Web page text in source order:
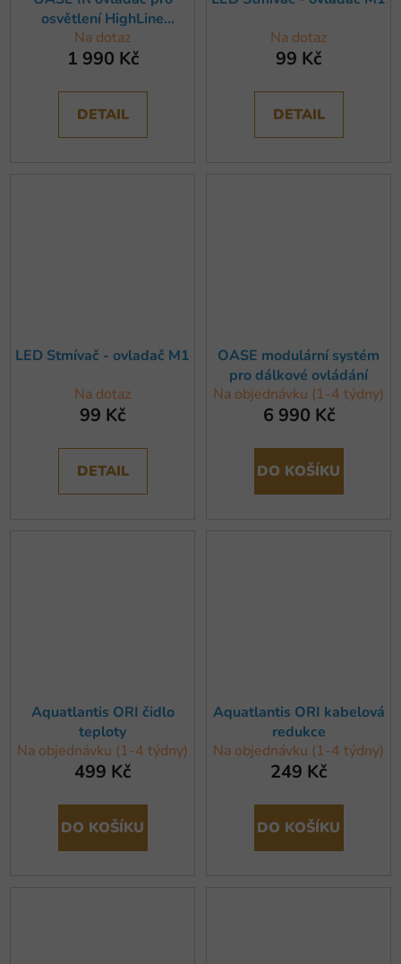
osvětlení HighLine
Premium (x)
Na dotaz
1 990 Kč
DETAIL
Na dotaz
99 Kč
DETAIL
LED Stmívač - ovladač M1
Na dotaz
99 Kč
DETAIL
OASE modulární systém
pro dálkové ovládání
Na objednávku (1-4 týdny)
6 990 Kč
DO KOŠÍKU
Aquatlantis ORI čidlo
teploty
Na objednávku (1-4 týdny)
499 Kč
DO KOŠÍKU
Aquatlantis ORI kabelová
redukce
Na objednávku (1-4 týdny)
249 Kč
DO KOŠÍKU